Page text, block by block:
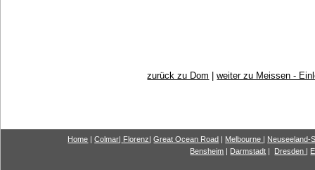
zurück zu Dom |weiter zu Meissen -
Home |Colmar| Florenz|Great Ocean Road | Melbourne | Neuseeland-
Bensheim | Darmstadt | Dresden |